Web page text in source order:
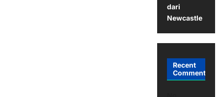
dari
Newcastle
Recent
Comments